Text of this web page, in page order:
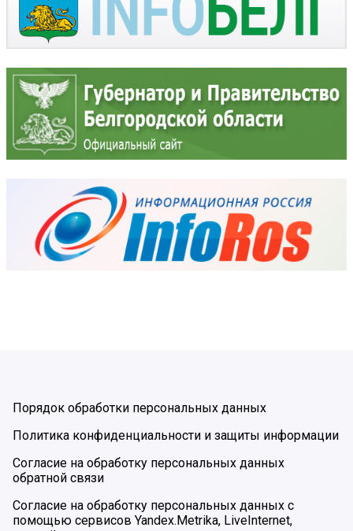
Порядок обработки персональных данных
Политика конфиденциальности и защиты информации
Согласие на обработку персональных данных
обратной связи
Согласие на обработку персональных данных с
помощью сервисов Yandex.Metrika, LiveInternet,